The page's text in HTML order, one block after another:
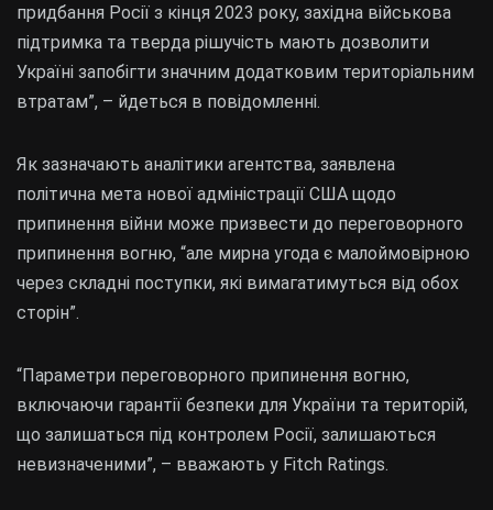
придбання Росії з кінця 2023 року, західна військова
підтримка та тверда рішучість мають дозволити
Україні запобігти значним додатковим територіальним
втратам”, – йдеться в повідомленні.
Як зазначають аналітики агентства, заявлена
політична мета нової адміністрації США щодо
припинення війни може призвести до переговорного
припинення вогню, “але мирна угода є малоймовірною
через складні поступки, які вимагатимуться від обох
сторін”.
“Параметри переговорного припинення вогню,
включаючи гарантії безпеки для України та територій,
що залишаться під контролем Росії, залишаються
невизначеними”, – вважають у Fitch Ratings.